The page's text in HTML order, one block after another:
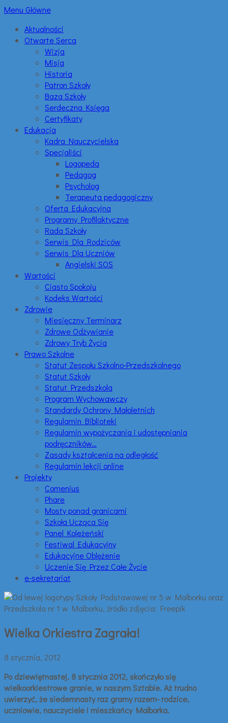
Menu Główne
Aktualności
Otwarte Serca
Wizja
Misja
Historia
Patron Szkoły
Baza Szkoły
Serdeczna Księga
Certyfikaty
Edukacja
Kadra Nauczycielska
Specjaliści
Logopeda
Pedagog
Psycholog
Terapeuta pedagogiczny
Oferta Edukacyjna
Programy Profilaktyczne
Rada Szkoły
Serwis Dla Rodziców
Serwis Dla Uczniów
Angielski SOS
Wartości
Ciasto Spokoju
Kodeks Wartości
Zdrowie
Miesięczny Terminarz
Zdrowe Odżywianie
Zdrowy Tryb Życia
Prawo Szkolne
Statut Zespołu Szkolno-Przedszkolnego
Statut Szkoły
Statut Przedszkola
Program Wychowawczy
Standardy Ochrony Małoletnich
Regulamin Biblioteki
Regulamin wypożyczania i udostępniania
podręczników…
Zasady kształcenia na odległość
Regulamin lekcji online
Projekty
Comenius
Phare
Mosty ponad granicami
Szkoła Ucząca Się
Panel Koleżeński
Festiwal Edukacyjny
Edukacyjne Oblężenie
Uczenie Się Przez Całe Życie
e-sekretariat
Wielka Orkiestra Zagrała!
8 stycznia, 2012
Po dziewiętnastej, 8 stycznia 2012, skończyło się
wielkoorkiestrowe granie, w naszym Sztabie. Aż trudno
uwierzyć, że siedemnasty raz gramy razem- rodzice,
uczniowie, nauczyciele i mieszkańcy Malborka.